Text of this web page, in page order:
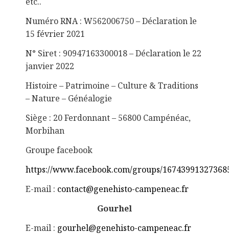
Numéro RNA : W562006750 – Déclaration le
15 février 2021
N° Siret : 90947163300018 – Déclaration le 22
janvier 2022
Histoire – Patrimoine – Culture & Traditions
– Nature – Généalogie
Siège : 20 Ferdonnant – 56800 Campénéac,
Morbihan
Groupe facebook
https://www.facebook.com/groups/
E-mail : contact@genehisto-campeneac.fr
Gourhel
E-mail : gourhel@genehisto-campeneac.fr